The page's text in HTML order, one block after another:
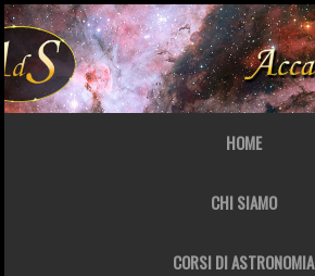
HOME
CHI SIAMO
CORSI DI ASTRONOMIA